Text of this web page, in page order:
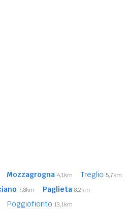
Mozzagrogna 4,1km Treglio 5,7km
7,8km Paglieta 8,2km
Poggiofiorito 13,1km